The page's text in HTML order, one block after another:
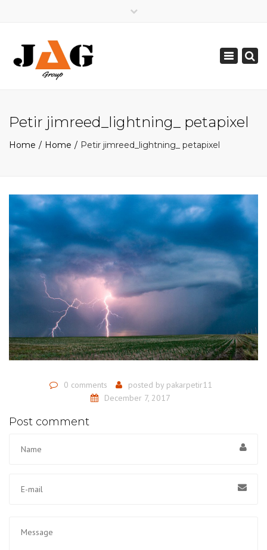
Toggle
Petir jimreed_lightning_ petapixel
Home Home Petir jimreed_lightning_ petapixel
0 comments posted by pakarpetir11
December 7, 2017
Post comment